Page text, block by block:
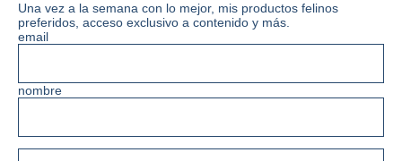
Una vez a la semana con lo mejor, mis productos felinos
preferidos, acceso exclusivo a contenido y más.
email
nombre